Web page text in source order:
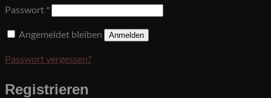
Passwort *Erforderlich
Angemeldet bleiben Anmelden
Passwort vergessen?
Registrieren